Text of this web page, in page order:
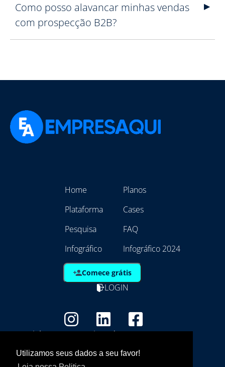
Utilizamos seus dados a seu favor!
Como posso alavancar minhas vendas
com prospecção B2B?
Home
Plataforma
Pesquisa
Infográfico
Planos
Cases
FAQ
Infográfico 2024
Comece grátis
LOGIN
Copyright - Marca Registrada
21.792.257/0001/01